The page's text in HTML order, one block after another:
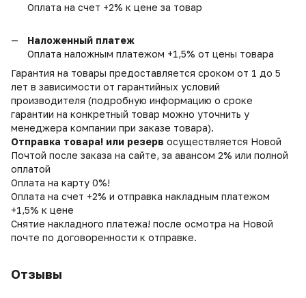
Оплата на счет +2% к цене за товар
Наложенный платеж
Оплата наложным платежом +1,5% от цены товара
Гарантия на товары предоставляется сроком от 1 до 5
лет в зависимости от гарантийных условий
производителя (подробную информацию о сроке
гарантии на конкретный товар можно уточнить у
менеджера компании при заказе товара).
Отправка товара! или резерв осуществляется Новой
Почтой после заказа на сайте, за авансом 2% или полной
оплатой
Оплата на карту 0%!
Оплата на счет +2% и отправка накладным платежом
+1,5% к цене
Снятие накладного платежа! после осмотра на Новой
почте по договоренности к отправке.
Отзывы